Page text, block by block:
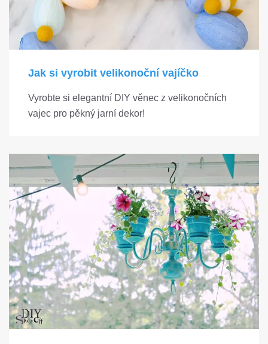
Jak si vyrobit velikonoční vajíčko
Vyrobte si elegantní DIY věnec z velikonočních
vajec pro pěkný jarní dekor!